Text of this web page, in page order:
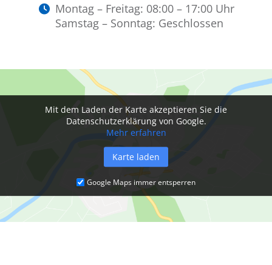
Montag – Freitag: 08:00 – 17:00 Uhr
Samstag – Sonntag: Geschlossen
Mit dem Laden der Karte akzeptieren Sie die
Datenschutzerklärung von Google.
Mehr erfahren
Karte laden
Google Maps immer entsperren